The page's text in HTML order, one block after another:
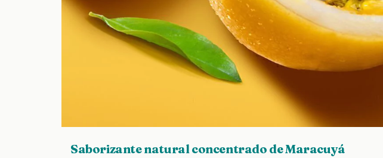
Saborizante natural concentrado de Maracuyá